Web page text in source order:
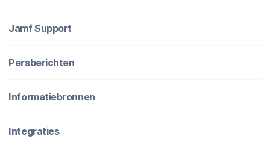
Jamf Support
Persberichten
Informatiebronnen
Integraties